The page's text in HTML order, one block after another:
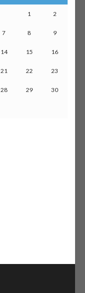
1 2
7 8 9
14 15 16
21 22 23
28 29 30